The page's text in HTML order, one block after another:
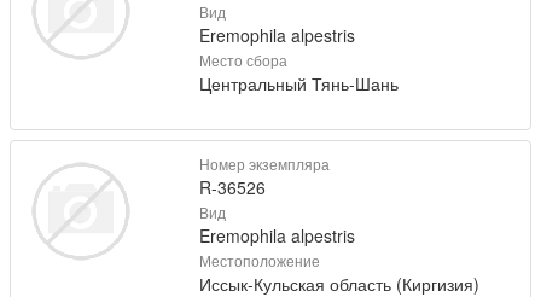
Вид
Eremophila alpestris
Место сбора
Центральный Тянь-Шань
Номер экземпляра
R-36526
Вид
Eremophila alpestris
Местоположение
Иссык-Кульская область (Киргизия)